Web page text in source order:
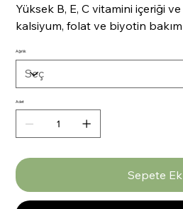
Yüksek B, E, C vitamini içeriği
kalsiyum, folat ve biyotin
Ağırlık
Adet
Sepete